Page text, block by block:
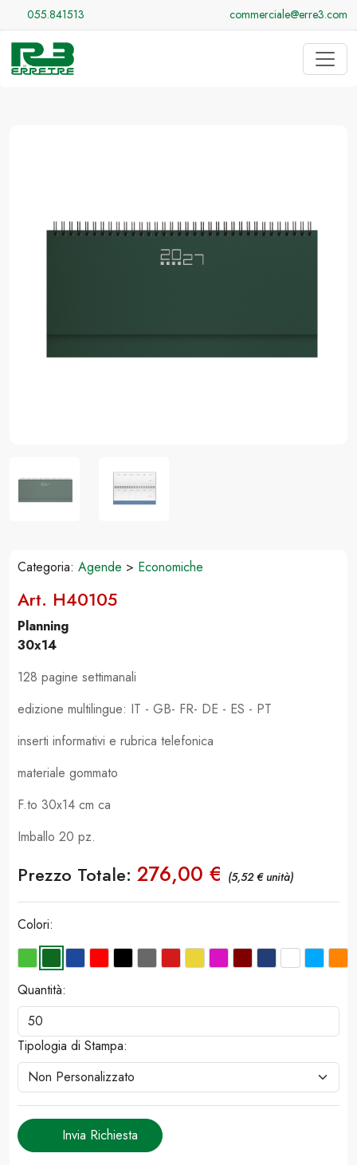
055.841513 commerciale@erre3.com
Categoria: Agende > Economiche
Art. H40105
Planning
30x14
128 pagine settimanali
edizione multilingue: IT - GB- FR- DE - ES - PT
inserti informativi e rubrica telefonica
materiale gommato
F.to 30x14 cm ca
Imballo 20 pz.
Prezzo Totale: 276,00 € (5,52 € unità)
Colori:
Quantità:
Tipologia di Stampa:
Invia Richiesta